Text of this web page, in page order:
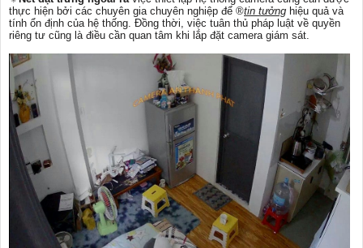
thực hiện bởi các chuyên gia chuyên nghiệp để ®️tin tưởng hiệu quả và
tính ổn định của hệ thống. Đồng thời, việc tuân thủ pháp luật về quyền
riêng tư cũng là điều cần quan tâm khi lắp đặt camera giám sát.